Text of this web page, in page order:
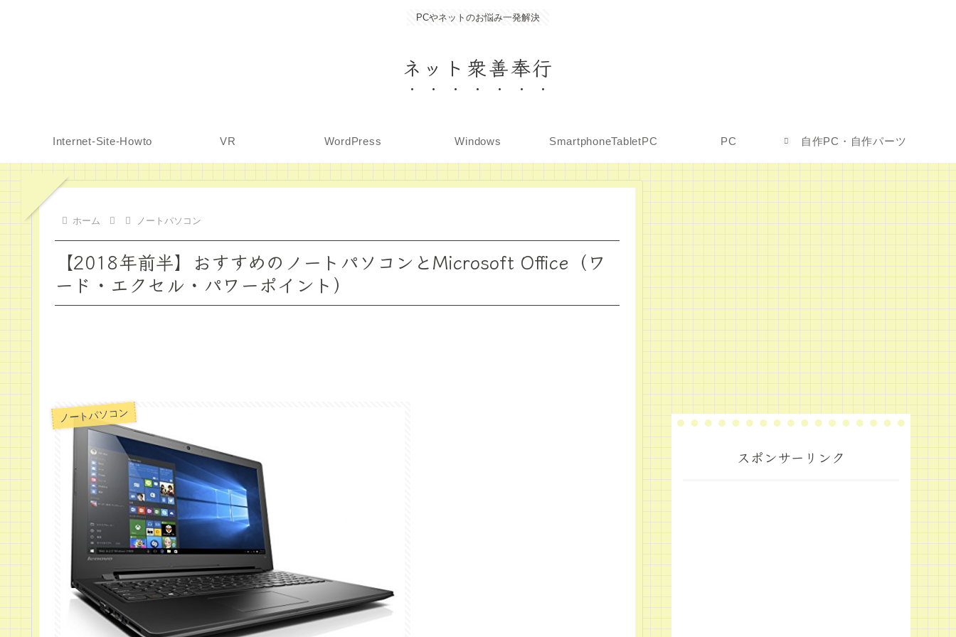
PCやネットのお悩み一発解決
ネット衆善奉行
Internet-Site-Howto VR WordPress Windows SmartphoneTabletPC PC 自作PC・自作パーツ
ホーム ノートパソコン
【2018年前半】おすすめのノートパソコンとMicrosoft Office（ワ
ード・エクセル・パワーポイント）
ノートパソコン
スポンサーリンク